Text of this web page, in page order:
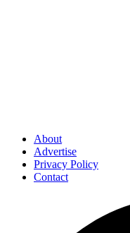
About
Advertise
Privacy Policy
Contact